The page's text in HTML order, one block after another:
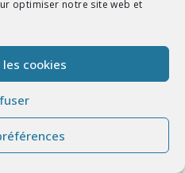
optimiser notre site web et
cookies